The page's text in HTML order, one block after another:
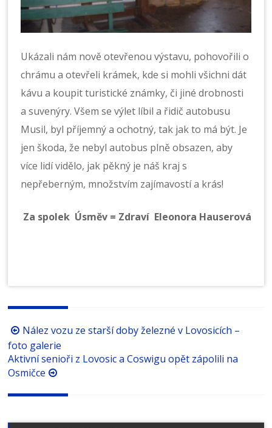
Ukázali nám nově otevřenou výstavu, pohovořili o
chrámu a otevřeli krámek, kde si mohli všichni dát
kávu a koupit turistické známky, či jiné drobnosti
a suvenýry. Všem se výlet líbil a řidič autobusu
Musil, byl příjemný a ochotný, tak jak to má být. Je
jen škoda, že nebyl autobus plně obsazen, aby
více lidí vidělo, jak pěkný je náš kraj s
nepřeberným, množstvím zajímavostí a krás!
Za spolek Úsměv = Zdraví Eleonora Hauserová
Procházení
příspěvků
Nález vozu ze starší doby železné v Lovosicích –
foto galerie
Aktivní senioři z Lovosic a Coswigu opět zápolili na
Osmičce